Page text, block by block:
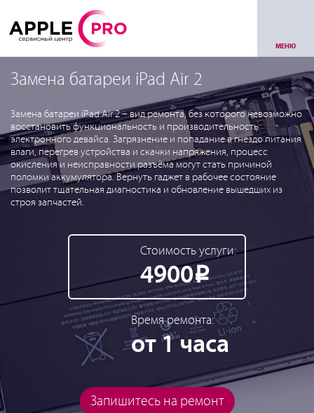
МЕНЮ
Замена батареи iPad Air 2
Замена батареи iPad Air 2 – вид ремонта, без которого невозможно
восстановить функциональность и производительность
электронного девайса. Загрязнение и попадание в гнездо питания
влаги, перегрев устройства и скачки напряжения, процесс
окисления и неисправности разъёма могут стать причиной
поломки аккумулятора. Вернуть гаджет в рабочее состояние
позволит тщательная диагностика и обновление вышедших из
строя запчастей.
Стоимость услуги:
4900Р
Время ремонта:
от 1 часа
Запишитесь на ремонт